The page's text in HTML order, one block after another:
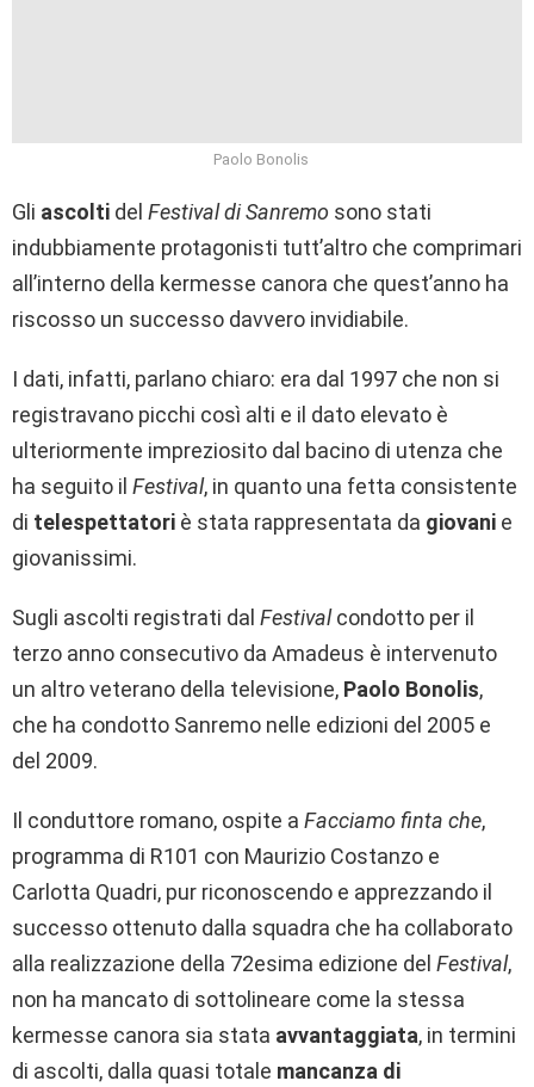
Paolo Bonolis
Gli ascolti del Festival di Sanremo sono stati
indubbiamente protagonisti tutt’altro che comprimari
all’interno della kermesse canora che quest’anno ha
riscosso un successo davvero invidiabile.
I dati, infatti, parlano chiaro: era dal 1997 che non si
registravano picchi così alti e il dato elevato è
ulteriormente impreziosito dal bacino di utenza che
ha seguito il Festival, in quanto una fetta consistente
di telespettatori è stata rappresentata da giovani e
giovanissimi.
Sugli ascolti registrati dal Festivalcondotto per il
terzo anno consecutivo da Amadeus è intervenuto
un altro veterano della televisione, Paolo Bonolis,
che ha condotto Sanremo nelle edizioni del 2005 e
del 2009.
Il conduttore romano, ospite a Facciamo finta che,
programma di R101 con Maurizio Costanzo e
Carlotta Quadri, pur riconoscendo e apprezzando il
successo ottenuto dalla squadra che ha collaborato
alla realizzazione della 72esima edizione del Festival,
non ha mancato di sottolineare come la stessa
kermesse canora sia stata avvantaggiata, in termini
di ascolti, dalla quasi totale mancanza di